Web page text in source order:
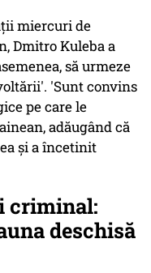
miercuri de
Dmitro Kuleba a
să urmeze
'Sunt convins
pe care le
adăugând că
şi a încetinit
criminal:
deschisă